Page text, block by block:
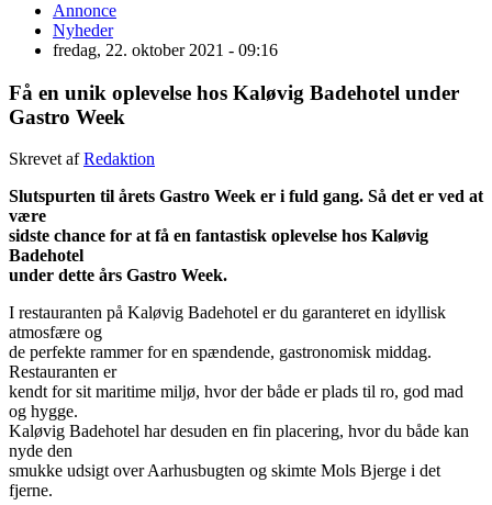
Annonce
Nyheder
fredag, 22. oktober 2021 - 09:16
Få en unik oplevelse hos Kaløvig Badehotel under
Gastro Week
Skrevet afRedaktion
Slutspurten til årets Gastro Week er i fuld gang. Så det er ved at
være
sidste chance for at få en fantastisk oplevelse hos Kaløvig
Badehotel
under dette års Gastro Week.
I restauranten på Kaløvig Badehotel er du garanteret en idyllisk
atmosfære og
de perfekte rammer for en spændende, gastronomisk middag.
Restauranten er
kendt for sit maritime miljø, hvor der både er plads til ro, god mad
og hygge.
Kaløvig Badehotel har desuden en fin placering, hvor du både kan
nyde den
smukke udsigt over Aarhusbugten og skimte Mols Bjerge i det
fjerne.